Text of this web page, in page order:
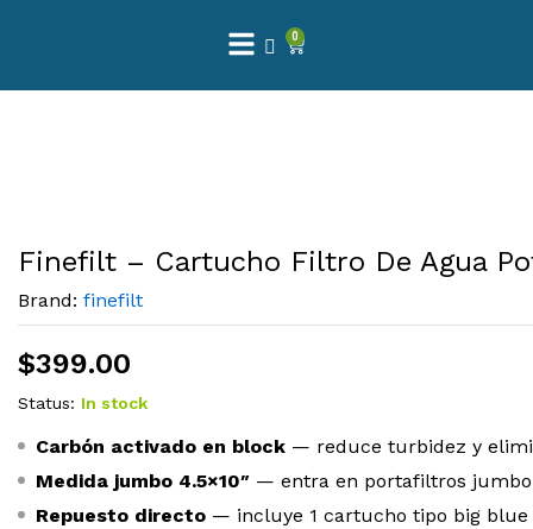
0
Finefilt – Cartucho Filtro De Agua
Brand: finefilt
$399.00
Status: In stock
Carbón activado en block — reduce turbidez y
Medida jumbo 4.5×10″ — entra en portafiltros
Repuesto directo — incluye 1 cartucho tipo big